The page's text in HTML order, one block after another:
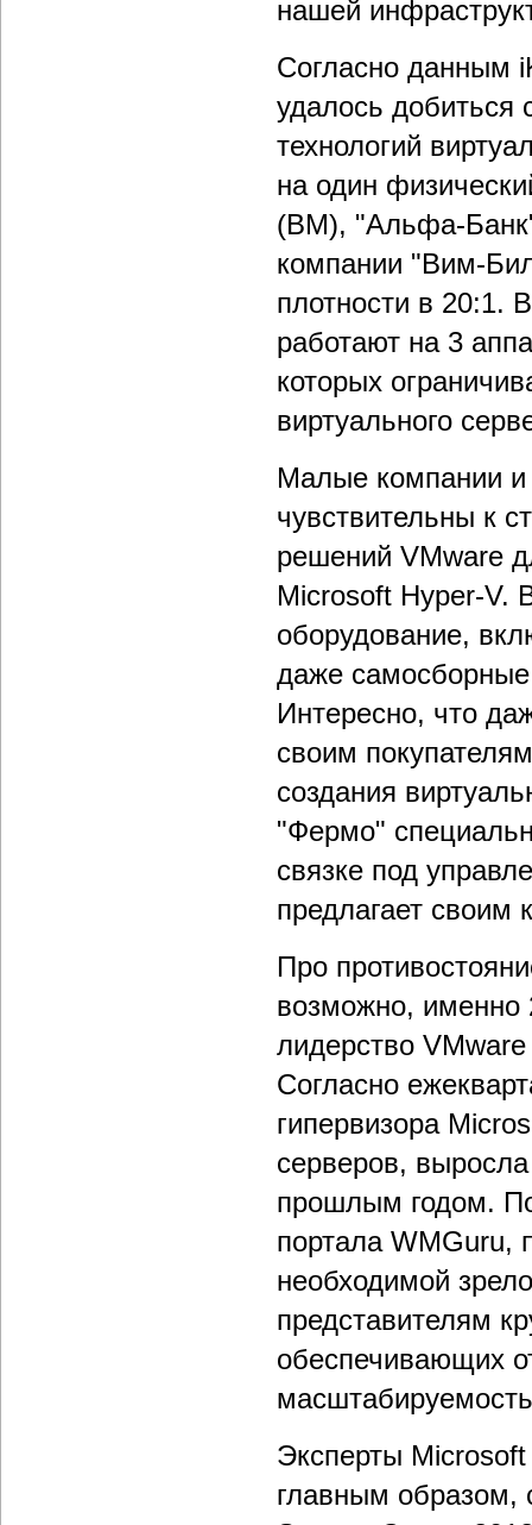
нашей
Согласно данным
удалось добиться
технологий
на один
(ВМ), "Альфа-
компании "Вим-
плотности в 20:1.
работают на 3
которых
виртуального
Малые компании и
чувствительны к
решений VMware
Microsoft Hyper-V.
оборудование,
даже
Интересно, что
своим
создания
"Фермо"
связке под
предлагает своим
Про
возможно, именно
лидерство
Согласно
гипервизора
серверов,
прошлым годом.
портала WMGuru,
необходимой
представителям
обеспечивающих
Эксперты Microsoft
главным образом,